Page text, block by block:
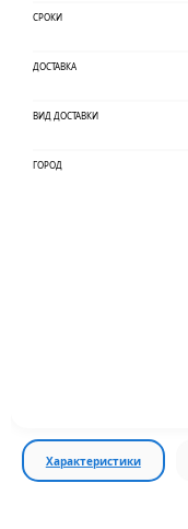
СРОКИ
ДОСТАВКА
ВИД ДОСТАВКИ
ГОРОД
Характеристики